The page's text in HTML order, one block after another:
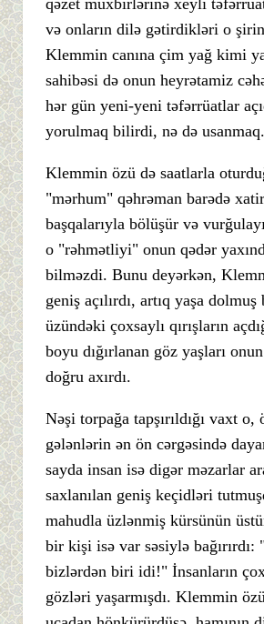
qəzet müxbirlərinə xeyli
və onların dilə gətirdikləri o
Klemmin canına çim yağ kimi
sahibəsi də onun heyrətamiz
hər gün yeni-yeni təfərrüatlar
yorulmaq bilirdi, nə də usanmaq.
Klemmin özü də saatlarla
"mərhum" qəhrəman barədə
başqalarıyla bölüşür və
o "rəhmətliyi" onun qədər
bilməzdi. Bunu deyərkən,
geniş açılırdı, artıq yaşa
üzündəki çoxsaylı qırışların
boyu dığırlanan göz yaşları
doğru axırdı.
Nəşi torpağa tapşırıldığı vaxt o,
gələnlərin ən ön cərgəsində
sayda insan isə digər məzarlar
saxlanılan geniş keçidləri
mahudla üzlənmiş kürsünün
bir kişi isə var səsiylə bağırırdı:
bizlərdən biri idi!" İnsanların
gözləri yaşarmışdı. Klemmin